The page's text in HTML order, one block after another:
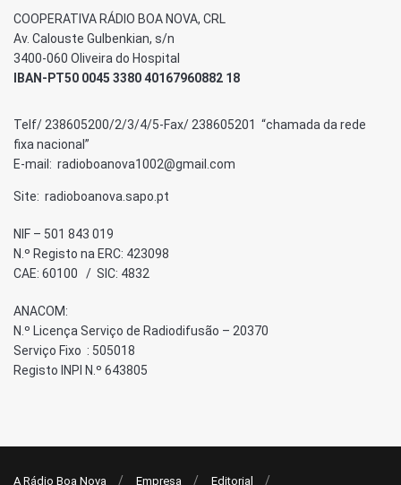
COOPERATIVA RÁDIO BOA NOVA, CRL
Av. Calouste Gulbenkian, s/n
3400-060 Oliveira do Hospital
IBAN-PT50 0045 3380 40167960882 18
Telf/ 238605200/2/3/4/5-Fax/ 238605201 “chamada da rede
fixa nacional”
E-mail: radioboanova1002@gmail.com
Site: radioboanova.sapo.pt
NIF – 501 843 019
N.º Registo na ERC: 423098
CAE: 60100 / SIC: 4832
ANACOM:
N.º Licença Serviço de Radiodifusão – 20370
Serviço Fixo : 505018
Registo INPI N.º 643805
A Rádio Boa Nova Empresa Editorial